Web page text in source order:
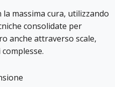
massima cura, utilizzando
consolidate per
anche attraverso scale,